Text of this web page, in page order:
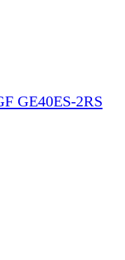
GE40ES-2RS